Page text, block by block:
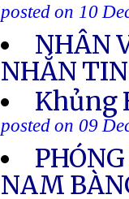
posted on 10
NHÂN
NHẮN
Khủng
posted on 09
NAM